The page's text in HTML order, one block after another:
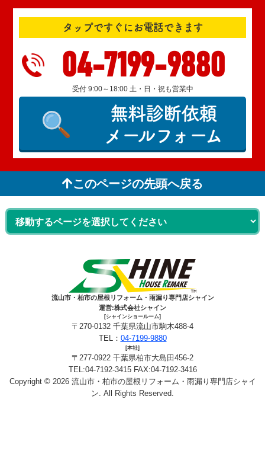
タップですぐにお電話できます
04-7199-9880
受付 9:00～18:00 土・日・祝も営業中
無料診断依頼
メールフォーム
このページの先頭へ戻る
流山市・柏市の屋根リフォーム・雨漏り専門店シャイン
運営:株式会社シャイン
[シャインショールーム]
〒270-0132 千葉県流山市駒木488-4
TEL： 04-7199-9880
[本社]
〒277-0922 千葉県柏市大島田456-2
TEL:04-7192-3415 FAX:04-7192-3416
Copyright © 2026 流山市・柏市の屋根リフォーム・雨漏り専門店シャイ
ン. All Rights Reserved.